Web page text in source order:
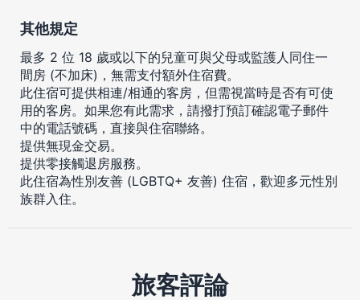
其他規定
最多 2 位 18 歲或以下的兒童可與父母或監護人同住一
間房 (不加床)，無需支付額外住宿費。
此住宿可提供相連/相通的客房，但需視當時是否有可使
用的客房。如果您有此需求，請撥打預訂確認電子郵件
中的電話號碼，直接與住宿聯絡。
提供無現金交易。
提供零接觸退房服務。
此住宿為性別友善 (LGBTQ+ 友善) 住宿，歡迎多元性別
族群入住。
旅客評論